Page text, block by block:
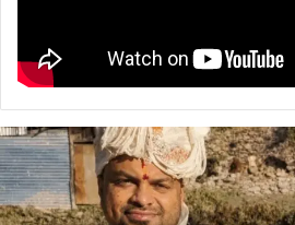
सचिवालय
के
कार्मिक
पर